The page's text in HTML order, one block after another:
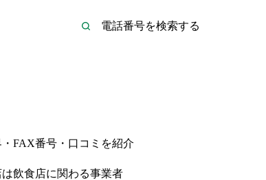
FAX番号・口コミを紹介
飲食店に関わる事業者